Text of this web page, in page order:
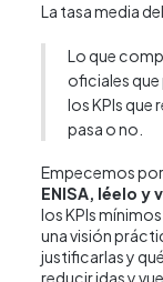
La tasa media
Lo que
oficiales que
los KPIs que
pasa o no.
Empecemos
ENISA, léelo y
los KPIs
una visión
justificarlas y
reducir idas y